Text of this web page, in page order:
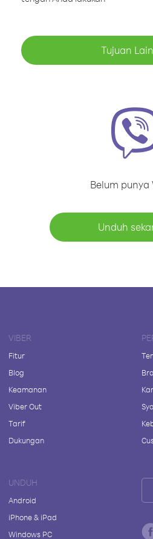
Tujuan
Belum punya
Unduh
VIBER
Fitur
Blog
Keamanan
Viber Out
Tarif
Dukungan
UNDUH
Android
iPhone & iPad
Windows PC